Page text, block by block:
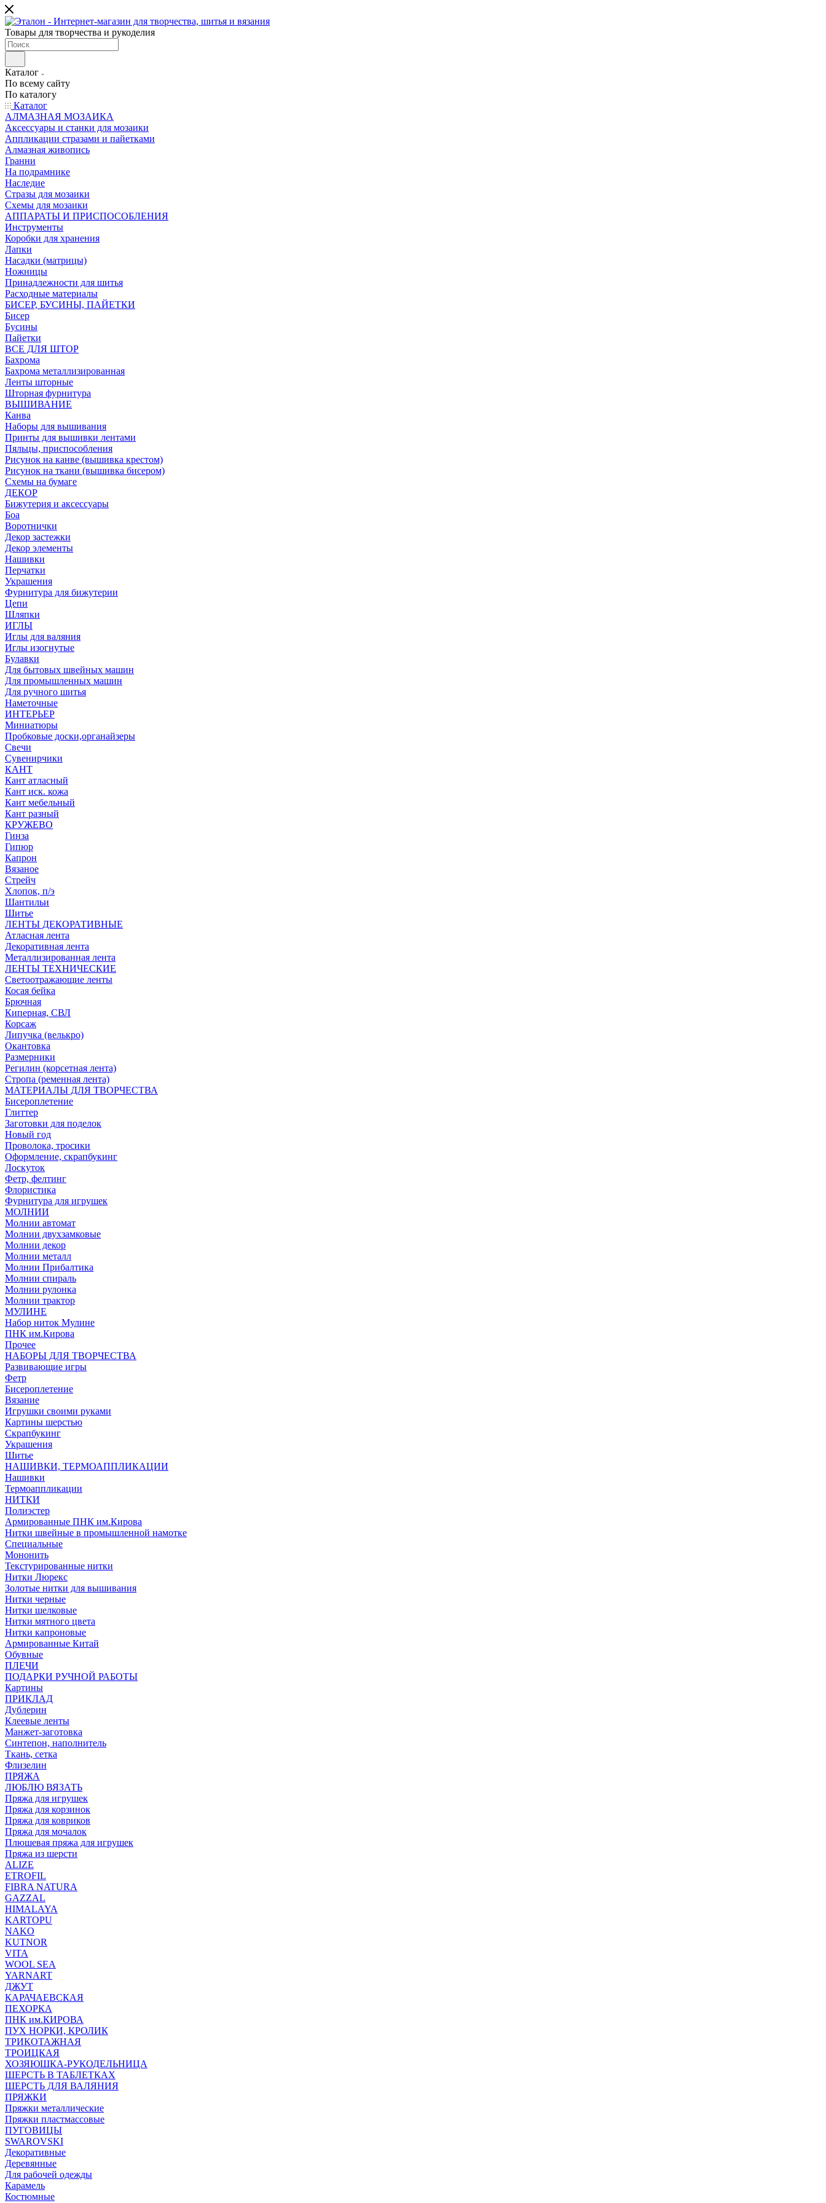
Товары для творчества и рукоделия
Каталог
По всему сайту
По каталогу
Каталог
АЛМАЗНАЯ МОЗАИКА
Аксессуары и станки для мозаики
Аппликации стразами и пайетками
Алмазная живопись
Гранни
На подрамнике
Наследие
Стразы для мозаики
Схемы для мозаики
АППАРАТЫ И ПРИСПОСОБЛЕНИЯ
Инструменты
Коробки для хранения
Лапки
Насадки (матрицы)
Ножницы
Принадлежности для шитья
Расходные материалы
БИСЕР, БУСИНЫ, ПАЙЕТКИ
Бисер
Бусины
Пайетки
ВСЕ ДЛЯ ШТОР
Бахрома
Бахрома металлизированная
Ленты шторные
Шторная фурнитура
ВЫШИВАНИЕ
Канва
Наборы для вышивания
Принты для вышивки лентами
Пяльцы, приспособления
Рисунок на канве (вышивка крестом)
Рисунок на ткани (вышивка бисером)
Схемы на бумаге
ДЕКОР
Бижутерия и аксессуары
Боа
Воротнички
Декор застежки
Декор элементы
Нашивки
Перчатки
Украшения
Фурнитура для бижутерии
Цепи
Шляпки
ИГЛЫ
Иглы для валяния
Иглы изогнутые
Булавки
Для бытовых швейных машин
Для промышленных машин
Для ручного шитья
Наметочные
ИНТЕРЬЕР
Миниатюры
Пробковые доски,органайзеры
Свечи
Сувенирчики
КАНТ
Кант атласный
Кант иск. кожа
Кант мебельный
Кант разный
КРУЖЕВО
Гинза
Гипюр
Капрон
Вязаное
Стрейч
Хлопок, п/э
Шантильи
Шитье
ЛЕНТЫ ДЕКОРАТИВНЫЕ
Атласная лента
Декоративная лента
Металлизированная лента
ЛЕНТЫ ТЕХНИЧЕСКИЕ
Светоотражающие ленты
Косая бейка
Брючная
Киперная, СВЛ
Корсаж
Липучка (велькро)
Окантовка
Размерники
Регилин (корсетная лента)
Стропа (ременная лента)
МАТЕРИАЛЫ ДЛЯ ТВОРЧЕСТВА
Бисероплетение
Глиттер
Заготовки для поделок
Новый год
Проволока, тросики
Оформление, скрапбукинг
Лоскуток
Фетр, фелтинг
Флористика
Фурнитура для игрушек
МОЛНИИ
Молнии автомат
Молнии двухзамковые
Молнии декор
Молнии металл
Молнии Прибалтика
Молнии спираль
Молнии рулонка
Молнии трактор
МУЛИНЕ
Набор ниток Мулине
ПНК им.Кирова
Прочее
НАБОРЫ ДЛЯ ТВОРЧЕСТВА
Развивающие игры
Фетр
Бисероплетение
Вязание
Игрушки своими руками
Картины шерстью
Скрапбукинг
Украшения
Шитье
НАШИВКИ, ТЕРМОАППЛИКАЦИИ
Нашивки
Термоаппликации
НИТКИ
Полиэстер
Армированные ПНК им.Кирова
Нитки швейные в промышленной намотке
Специальные
Мононить
Текстурированные нитки
Нитки Люрекс
Золотые нитки для вышивания
Нитки черные
Нитки шелковые
Нитки мятного цвета
Нитки капроновые
Армированные Китай
Обувные
ПЛЕЧИ
ПОДАРКИ РУЧНОЙ РАБОТЫ
Картины
ПРИКЛАД
Дублерин
Клеевые ленты
Манжет-заготовка
Синтепон, наполнитель
Ткань, сетка
Флизелин
ПРЯЖА
ЛЮБЛЮ ВЯЗАТЬ
Пряжа для игрушек
Пряжа для корзинок
Пряжа для ковриков
Пряжа для мочалок
Плюшевая пряжа для игрушек
Пряжа из шерсти
ALIZE
ETROFIL
FIBRA NATURA
GAZZAL
HIMALAYA
KARTOPU
NAKO
KUTNOR
VITA
WOOL SEA
YARNART
ДЖУТ
КАРАЧАЕВСКАЯ
ПЕХОРКА
ПНК им.КИРОВА
ПУХ НОРКИ, КРОЛИК
ТРИКОТАЖНАЯ
ТРОИЦКАЯ
ХОЗЯЮШКА-РУКОДЕЛЬНИЦА
ШЕРСТЬ В ТАБЛЕТКАХ
ШЕРСТЬ ДЛЯ ВАЛЯНИЯ
ПРЯЖКИ
Пряжки металлические
Пряжки пластмассовые
ПУГОВИЦЫ
SWAROVSKI
Декоративные
Деревянные
Для рабочей одежды
Карамель
Костюмные